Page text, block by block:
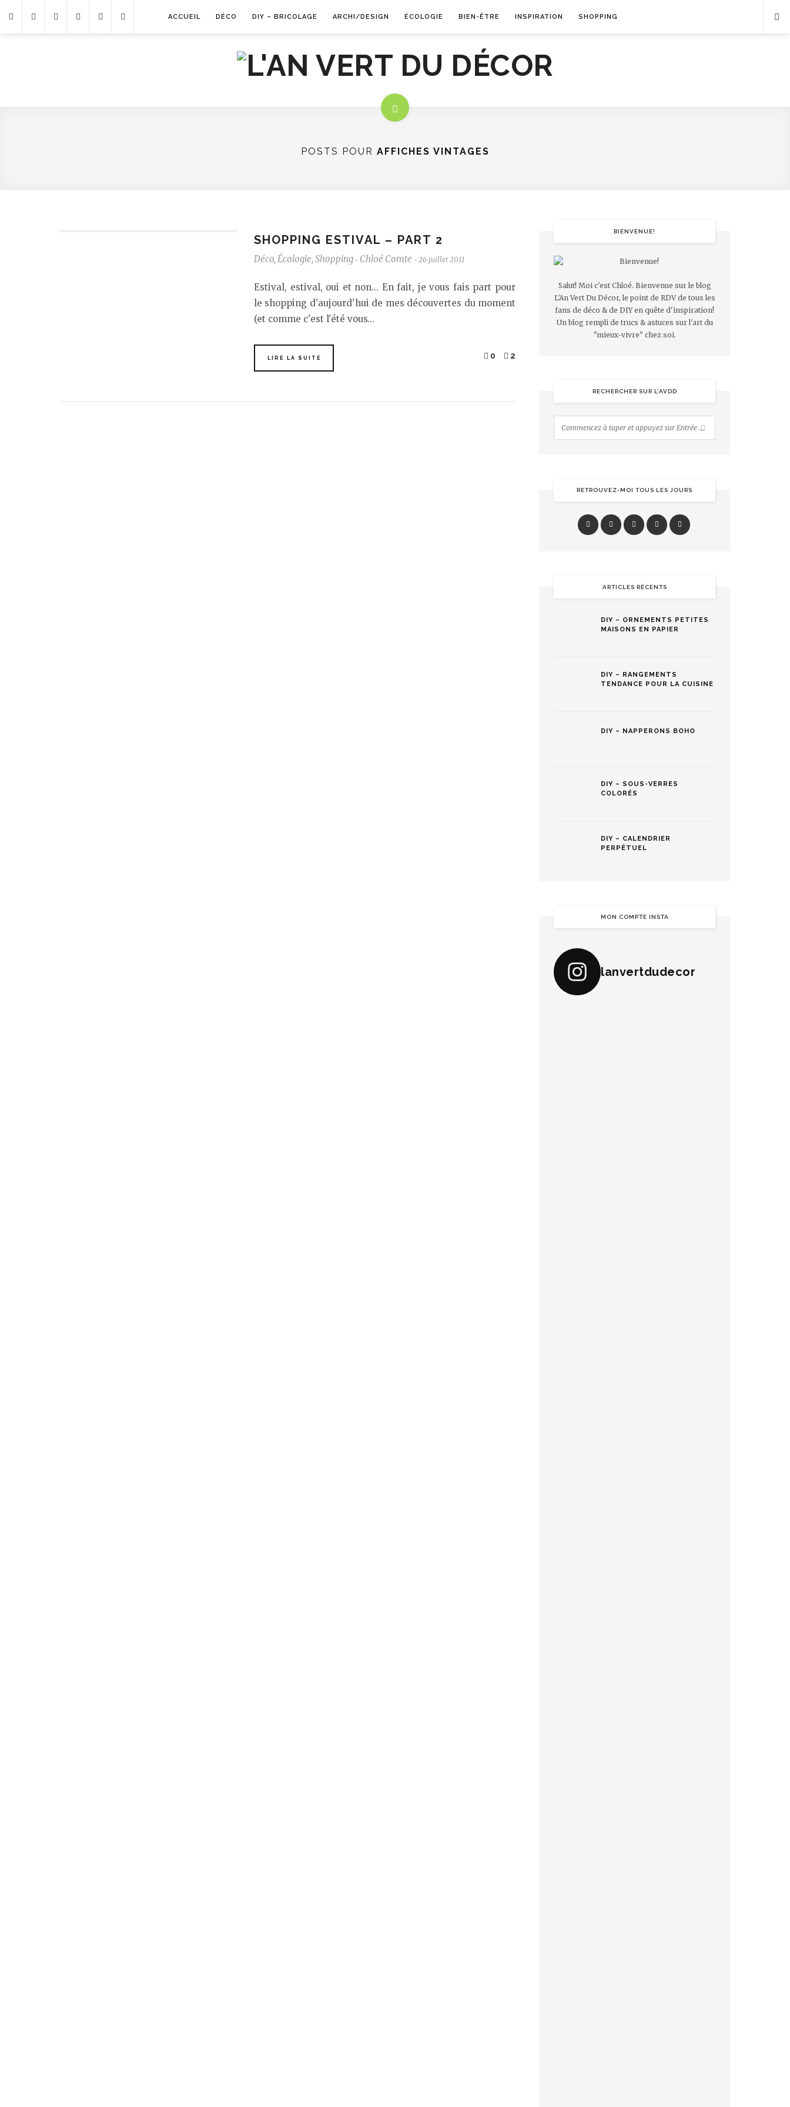
ACCUEIL DÉCO DIY – BRICOLAGE ARCHI/DESIGN ÉCOLOGIE BIEN-ÊTRE INSPIRATION SHOPPING
POSTS POUR AFFICHES VINTAGES
SHOPPING ESTIVAL – PART 2
Déco, Écologie, Shopping - Chloé Comte - 26 juillet 2011
Estival, estival, oui et non... En fait, je vous fais part pour
le shopping d'aujourd'hui de mes découvertes du moment
(et comme c'est l'été vous…
LIRE LA SUITE 0 2
BIENVENUE!
Salut! Moi c'est Chloé. Bienvenue sur le blog
L'An Vert Du Décor, le point de RDV de tous les
fans de déco & de DIY en quête d'inspiration!
Un blog rempli de trucs & astuces sur l'art du
"mieux-vivre" chez soi.
RECHERCHER SUR L’AVDD
RETROUVEZ-MOI TOUS LES JOURS
ARTICLES RÉCENTS
DIY – ORNEMENTS PETITES
MAISONS EN PAPIER
DIY – RANGEMENTS
TENDANCE POUR LA CUISINE
DIY – NAPPERONS BOHO
DIY – SOUS-VERRES
COLORÉS
DIY – CALENDRIER
PERPÉTUEL
MON COMPTE INSTA
lanvertdudecor